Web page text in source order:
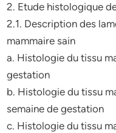
2. Etude histologique
2.1. Description des
mammaire sain
a. Histologie du tissu
gestation
b. Histologie du tissu
semaine de gestation
c. Histologie du tissu